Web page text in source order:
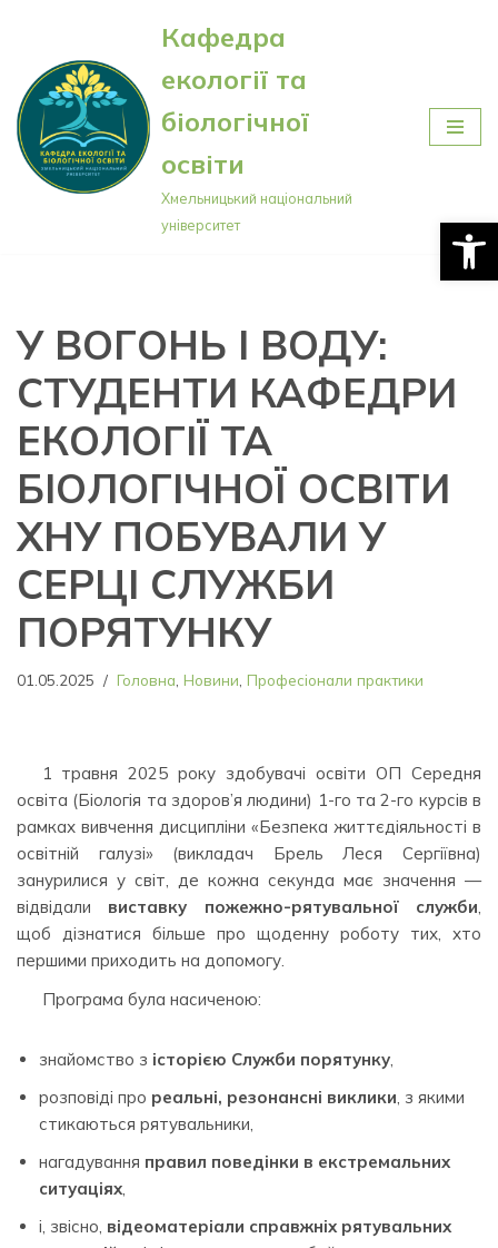
Перейти
до
вмісту
Кафедра
екології та
біологічної
освіти
Хмельницький національний
університет
У ВОГОНЬ І ВОДУ:
СТУДЕНТИ КАФЕДРИ
ЕКОЛОГІЇ ТА
БІОЛОГІЧНОЇ ОСВІТИ
ХНУ ПОБУВАЛИ У
СЕРЦІ СЛУЖБИ
ПОРЯТУНКУ
01.05.2025 Головна Новини Професіонали практики
1 травня 2025 року здобувачі освіти ОП Середня
освіта (Біологія та здоров’я людини) 1-го та 2-го курсів в
рамках вивчення дисципліни «Безпека життєдіяльності в
освітній галузі» (викладач Брель Леся Сергіївна)
занурилися у світ, де кожна секунда має значення —
відвідали виставку пожежно-рятувальної служби,
щоб дізнатися більше про щоденну роботу тих, хто
першими приходить на допомогу.
Програма була насиченою:
знайомство з історією Служби порятунку,
розповіді про реальні, резонансні виклики, з якими
стикаються рятувальники,
нагадування правил поведінки в екстремальних
ситуаціях,
і, звісно, відеоматеріали справжніх рятувальних